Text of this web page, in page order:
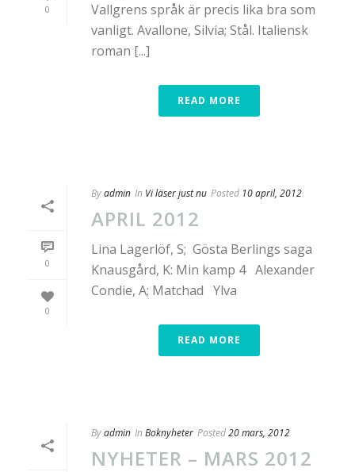
0
Vallgrens språk är precis lika bra som
vanligt. Avallone, Silvia; Stål. Italiensk
roman [...]
READ MORE
0
0
Byadmin In Vi läser just nu Posted 10 april, 2012
APRIL 2012
Lina Lagerlöf, S; Gösta Berlings saga
Knausgård, K: Min kamp 4 Alexander
Condie, A; Matchad Ylva
READ MORE
Byadmin In Boknyheter Posted20 mars, 2012
NYHETER – MARS 2012